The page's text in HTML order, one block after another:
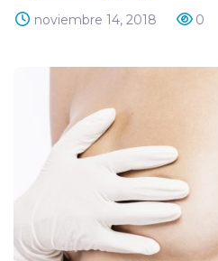
noviembre 14, 2018 0